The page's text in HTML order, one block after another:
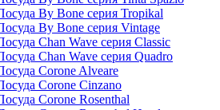
By Bone серия Tropikal
By Bone серия Vintage
Chan Wave серия Classic
Chan Wave серия Quadro
Corone Alveare
Corone Cinzano
Corone Rosenthal